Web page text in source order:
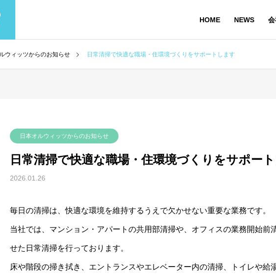
HOME NEWS
会社概要
PROFILE
沿革
選ばれる理由
リア
ウィッツからのお知らせ 日常清掃で快適な職場・住環境づくりをサポートします
日本オルウィッツからのお知らせ
日常清掃で快適な職場・住環境づくりをサポー
2026.01.26
毎日の清掃は、快適な環境を維持するうえで欠かせない重要な業務です。
当社では、マンション・アパートの共用部清掃や、オフィスの業務開始前
せた日常清掃を行っております。
床や階段の掃き拭き、エントランスやエレベーター内の清掃、トイレや給